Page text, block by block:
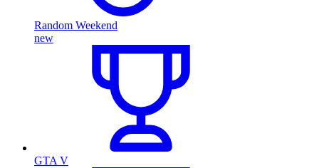
Random Weekend
new
GTA V